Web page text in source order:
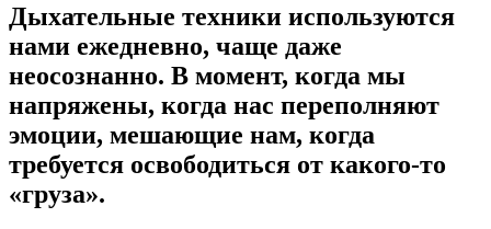
Дыхательные техники используются
нами ежедневно, чаще даже
неосознанно. В момент, когда мы
напряжены, когда нас переполняют
эмоции, мешающие нам, когда
требуется освободиться от какого-то
«груза».